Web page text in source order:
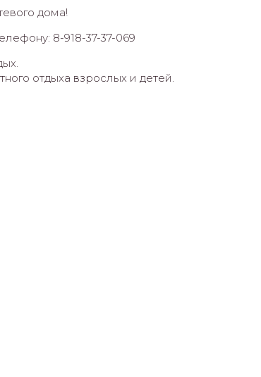
дома!
8-918-37-37-069
отдыха взрослых и детей.